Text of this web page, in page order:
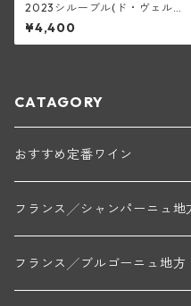
2023シルーブル(ド・ヴェル
ニュス)
¥4,400
CATAGORY
おすすめ定番ワイン
フランス╱シャンパーニュ地
モンターニュ・ド・ランス
フランス╱ブルゴーニュ地方